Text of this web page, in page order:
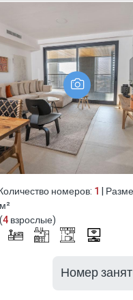
номеров: 1 |
(4взрослые)
Номер